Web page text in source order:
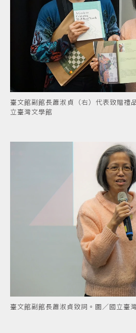
臺文館副館長蕭淑貞（右）代表致贈禮
立臺灣文學館
臺文館副館長蕭淑貞致詞。圖／國立臺